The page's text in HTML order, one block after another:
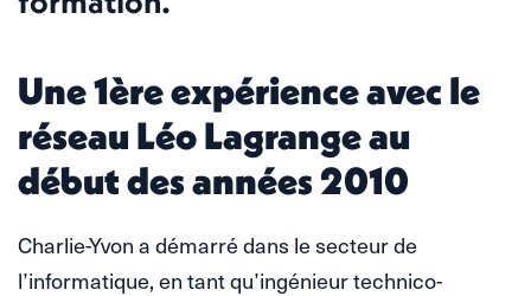
Une 1ère expérience avec le
réseau Léo Lagrange au
début des années 2010
Charlie-Yvon a démarré dans le secteur de
l’informatique, en tant qu’ingénieur technico-